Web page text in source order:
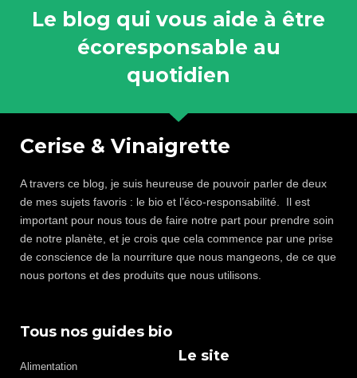
Le blog qui vous aide à être
écoresponsable au
quotidien
Cerise & Vinaigrette
A travers ce blog, je suis heureuse de pouvoir parler de deux
de mes sujets favoris : le bio et l’éco-responsabilité. Il est
important pour nous tous de faire notre part pour prendre soin
de notre planète, et je crois que cela commence par une prise
de conscience de la nourriture que nous mangeons, de ce que
nous portons et des produits que nous utilisons.
Tous nos guides bio
Alimentation
Le site